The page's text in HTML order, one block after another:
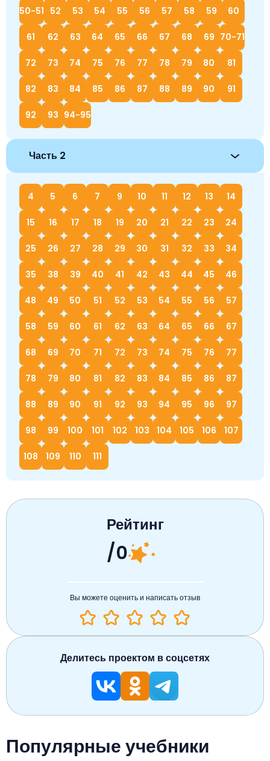
50-51 52 53 54 55 56 57 58 59 60
61 62 63 64 65 66 67 68 69 70-71
72 73 74 75 76 77 78 79 80 81
82 83 84 85 86 87 88 89 90 91
92 93 94-95
Часть 2
4 5 6 7 9 10 11 12 13 14
15 16 17 18 19 20 21 22 23 24
25 26 27 28 29 30 31 32 33 34
35 38 39 40 41 42 43 44 45 46
48 49 50 51 52 53 54 55 56 57
58 59 60 61 62 63 64 65 66 67
68 69 70 71 72 73 74 75 76 77
78 79 80 81 82 83 84 85 86 87
88 89 90 91 92 93 94 95 96 97
98 99 100 101 102 103 104 105 106 107
108 109 110 111
Популярные учебники
Рейтинг
/0
Вы можете оценить и написать отзыв
Делитесь проектом в соцсетях